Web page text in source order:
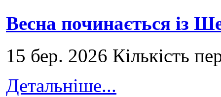
Весна починається із
15 бер. 2026 Кількість
Детальніше...